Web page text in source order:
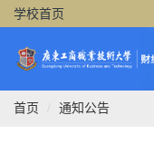
学校首页
首页
通知公告